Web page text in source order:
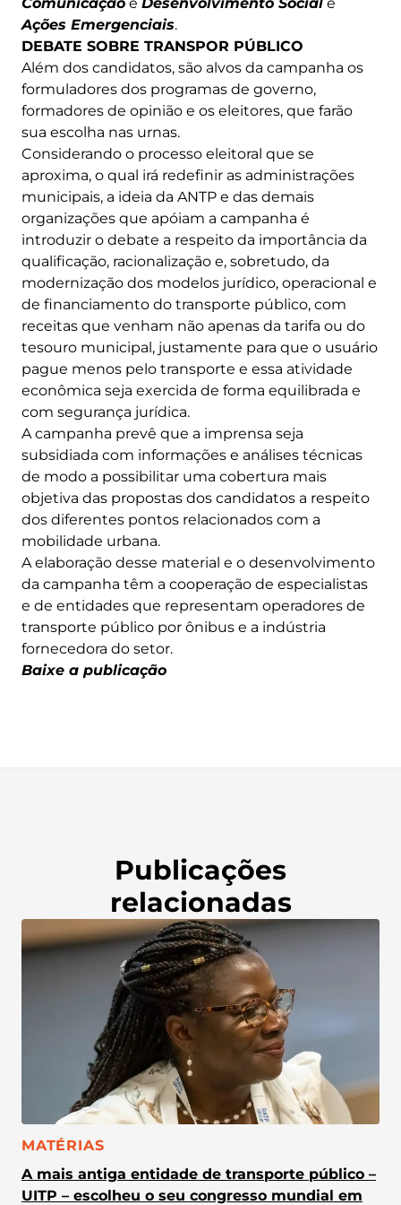
Comunicação e Desenvolvimento Social e
Ações Emergenciais.
DEBATE SOBRE TRANSPOR PÚBLICO
Além dos candidatos, são alvos da campanha os
formuladores dos programas de governo,
formadores de opinião e os eleitores, que farão
sua escolha nas urnas.
Considerando o processo eleitoral que se
aproxima, o qual irá redefinir as administrações
municipais, a ideia da ANTP e das demais
organizações que apóiam a campanha é
introduzir o debate a respeito da importância da
qualificação, racionalização e, sobretudo, da
modernização dos modelos jurídico, operacional e
de financiamento do transporte público, com
receitas que venham não apenas da tarifa ou do
tesouro municipal, justamente para que o usuário
pague menos pelo transporte e essa atividade
econômica seja exercida de forma equilibrada e
com segurança jurídica.
A campanha prevê que a imprensa seja
subsidiada com informações e análises técnicas
de modo a possibilitar uma cobertura mais
objetiva das propostas dos candidatos a respeito
dos diferentes pontos relacionados com a
mobilidade urbana.
A elaboração desse material e o desenvolvimento
da campanha têm a cooperação de especialistas
e de entidades que representam operadores de
transporte público por ônibus e a indústria
fornecedora do setor.
Baixe a publicação
Publicações
relacionadas
CATEGORIA:
MATÉRIAS
A mais antiga entidade de transporte público –
UITP – escolheu o seu congresso mundial em